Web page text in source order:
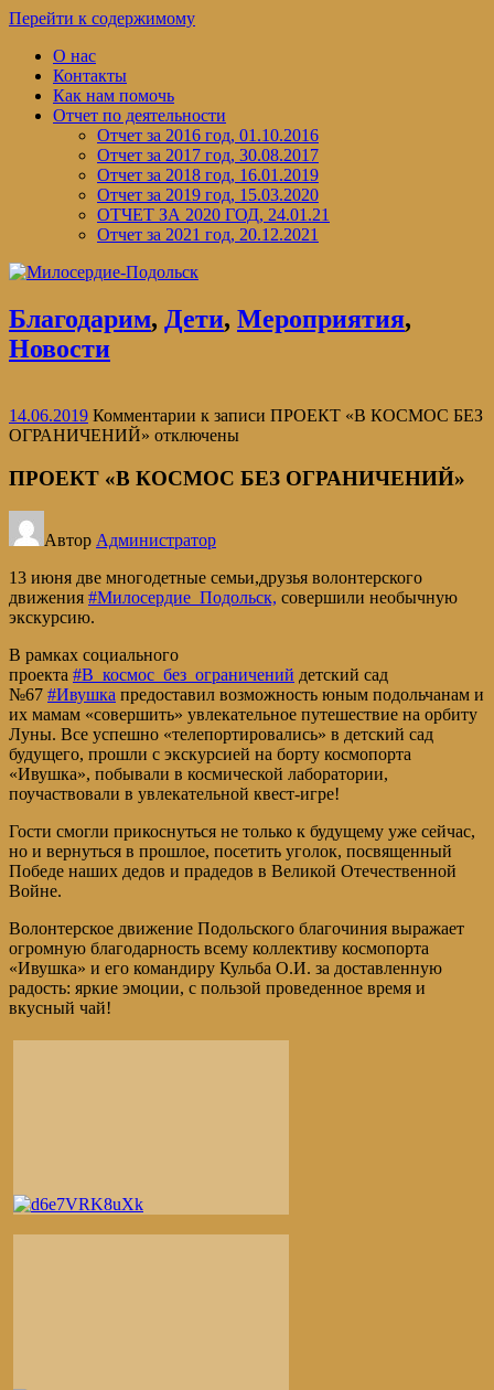
Перейти к содержимому
О нас
Контакты
Как нам помочь
Отчет по деятельности
Отчет за 2016 год, 01.10.2016
Отчет за 2017 год, 30.08.2017
Отчет за 2018 год, 16.01.2019
Отчет за 2019 год, 15.03.2020
ОТЧЕТ ЗА 2020 ГОД, 24.01.21
Отчет за 2021 год, 20.12.2021
Благодарим, Дети, Мероприятия,
Новости
14.06.2019 Комментарии к записи ПРОЕКТ «В КОСМОС БЕЗ
ОГРАНИЧЕНИЙ» отключены
ПРОЕКТ «В КОСМОС БЕЗ ОГРАНИЧЕНИЙ»
Автор Администратор
13 июня две многодетные семьи,друзья волонтерского
движения #Милосердие_Подольск, совершили необычную
экскурсию.
В рамках социального
проекта #В_космос_без_ограничений детский сад
№67 #Ивушка предоставил возможность юным подольчанам и
их мамам «совершить» увлекательное путешествие на орбиту
Луны. Все успешно «телепортировались» в детский сад
будущего, прошли с экскурсией на борту космопорта
«Ивушка», побывали в космической лаборатории,
поучаствовали в увлекательной квест-игре!
Гости смогли прикоснуться не только к будущему уже сейчас,
но и вернуться в прошлое, посетить уголок, посвященный
Победе наших дедов и прадедов в Великой Отечественной
Войне.
Волонтерское движение Подольского благочиния выражает
огромную благодарность всему коллективу космопорта
«Ивушка» и его командиру Кульба О.И. за доставленную
радость: яркие эмоции, с пользой проведенное время и
вкусный чай!